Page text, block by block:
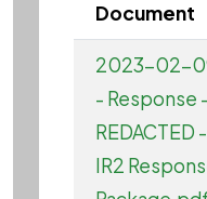
Document
2023-02-
- Response -
REDACTED
IR2